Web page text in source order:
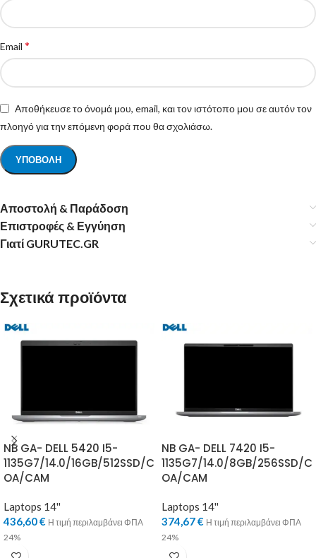
Email *
Αποθήκευσε το όνομά μου, email, και τον ιστότοπο μου σε αυτόν τον
πλοηγό για την επόμενη φορά που θα σχολιάσω.
Αποστολή & Παράδοση
Επιστροφές & Εγγύηση
Γιατί GURUTEC.GR
Σχετικά προϊόντα
NB GA- DELL 5420 I5-
1135G7/14.0/16GB/512SSD/C
OA/CAM
Laptops 14''
436,60€ Η τιμή περιλαμβάνει ΦΠΑ
24%
NB GA- DELL 7420 I5-
1135G7/14.0/8GB/256SSD/C
OA/CAM
Laptops 14''
374,67€ Η τιμή περιλαμβάνει ΦΠΑ
24%